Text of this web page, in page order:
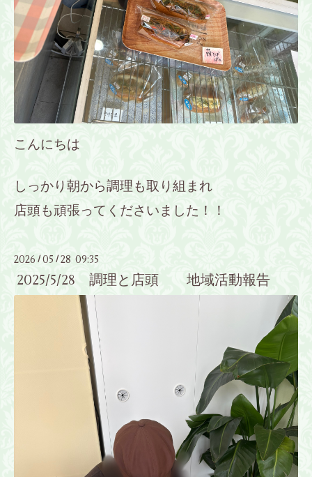
こんにちは
しっかり朝から調理も取り組まれ
店頭も頑張ってくださいました！！
2026 / 05 / 28 09:35
2025/5/28 調理と店頭 地域活動報告